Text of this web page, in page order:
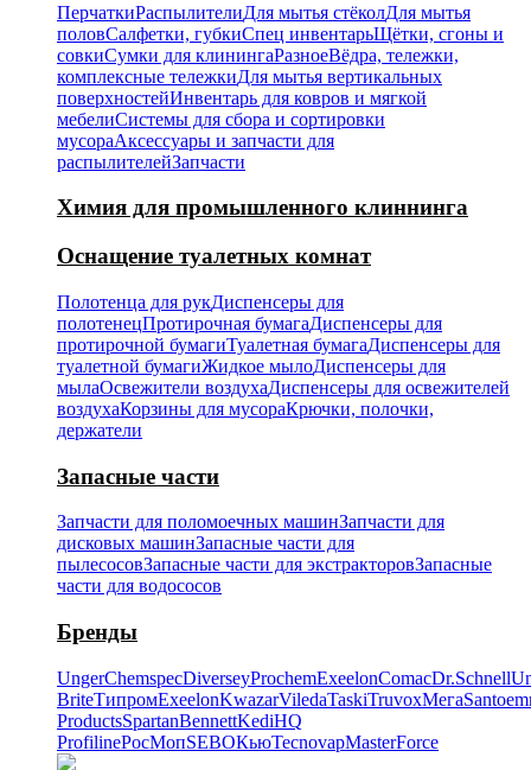
ПерчаткиРаспылителиДля мытья стёколДля мытья
половСалфетки, губкиСпец инвентарьЩётки, сгоны и
совкиСумки для клинингаРазноеВёдра, тележки,
комплексные тележкиДля мытья вертикальных
поверхностейИнвентарь для ковров и мягкой
мебелиСистемы для сбора и сортировки
мусораАксессуары и запчасти для
распылителейЗапчасти
Химия для промышленного клиннинга
Оснащение туалетных комнат
Полотенца для рукДиспенсеры для
полотенецПротирочная бумагаДиспенсеры для
протирочной бумагиТуалетная бумагаДиспенсеры для
туалетной бумагиЖидкое мылоДиспенсеры для
мылаОсвежители воздухаДиспенсеры для освежителей
воздухаКорзины для мусораКрючки, полочки,
держатели
Запасные части
Запчасти для поломоечных машинЗапчасти для
дисковых машинЗапасные части для
пылесосовЗапасные части для экстракторовЗапасные
части для водососов
Бренды
UngerChemspecDiverseyProchemExeelonComacDr.Schnell
BriteТипромExeelonKwazarViledaTaskiTruvoxМега
ProductsSpartanBennettKediHQ
ProfilineРосМопSEBOКьюTecnovapMasterForce